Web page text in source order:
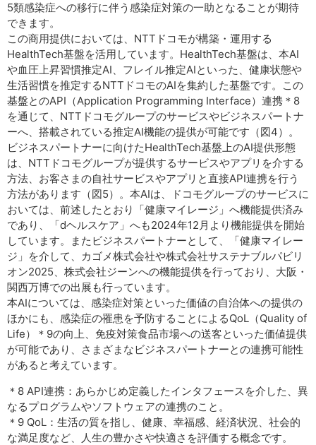
5類感染症への移行に伴う感染症対策の一助となることが期待
できます。
この商用提供においては、NTTドコモが構築・運用する
HealthTech基盤を活用しています。HealthTech基盤は、本AI
や血圧上昇習慣推定AI、フレイル推定AIといった、健康状態や
生活習慣を推定するNTTドコモのAIを集約した基盤です。この
基盤とのAPI（Application Programming Interface）連携＊8
を通じて、NTTドコモグループのサービスやビジネスパートナ
ーへ、搭載されている推定AI機能の提供が可能です（図4）。
ビジネスパートナーに向けたHealthTech基盤上のAI提供形態
は、NTTドコモグループが提供するサービスやアプリを介する
方法、お客さまの自社サービスやアプリと直接API連携を行う
方法があります（図5）。本AIは、ドコモグループのサービスに
おいては、前述したとおり「健康マイレージ」へ機能提供済み
であり、「dヘルスケア」へも2024年12月より機能提供を開始
しています。またビジネスパートナーとして、「健康マイレー
ジ」を介して、カゴメ株式会社や株式会社サステナブルパビリ
オン2025、株式会社ジーンへの機能提供を行っており、大阪・
関西万博での出展も行っています。
本AIについては、感染症対策といった価値の自治体への提供の
ほかにも、感染症の罹患を予防することによるQoL（Quality of
Life）＊9の向上、免疫対策食品市場への送客といった価値提供
が可能であり、さまざまなビジネスパートナーとの連携可能性
があると考えています。
＊8 API連携：あらかじめ定義したインタフェースを介した、異
なるプログラムやソフトウェアの連携のこと。
＊9 QoL：生活の質を指し、健康、幸福感、経済状況、社会的
な満足度など、人生の豊かさや快適さを評価する概念です。